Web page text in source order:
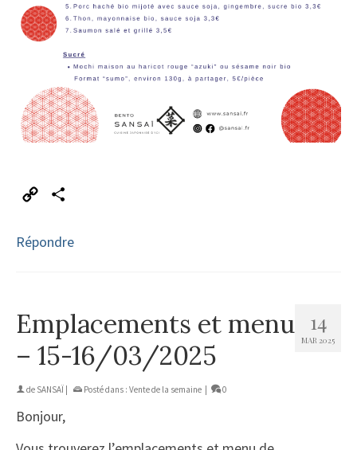
Copy
Répondre
14
MAR 2025
Emplacements et menu
– 15-16/03/2025
de SANSAÏ Posté dans : Vente de la semaine 0
Bonjour,